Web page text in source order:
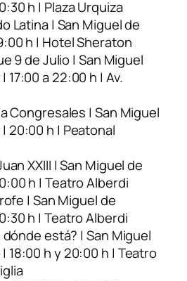
h | Plaza Urquiza
Latina | San Miguel de
h | Hotel Sheraton
9 de Julio | San Miguel
17:00 a 22:00 h | Av.
Congresales | San Miguel
20:00 h | Peatonal
XXIII | San Miguel de
h | Teatro Alberdi
| San Miguel de
h | Teatro Alberdi
está? | San Miguel
18:00 h y 20:00 h | Teatro